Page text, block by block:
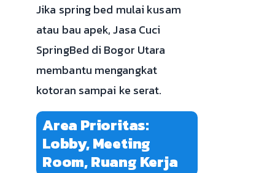
Jika spring bed mulai kusam
atau bau apek, Jasa Cuci
SpringBed di Bogor Utara
membantu mengangkat
kotoran sampai ke serat.
Area Prioritas:
Lobby, Meeting
Room, Ruang Kerja